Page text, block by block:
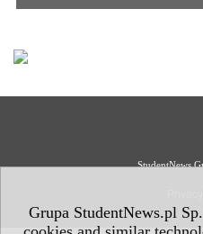
Grupa StudentNews.pl
StudentNews